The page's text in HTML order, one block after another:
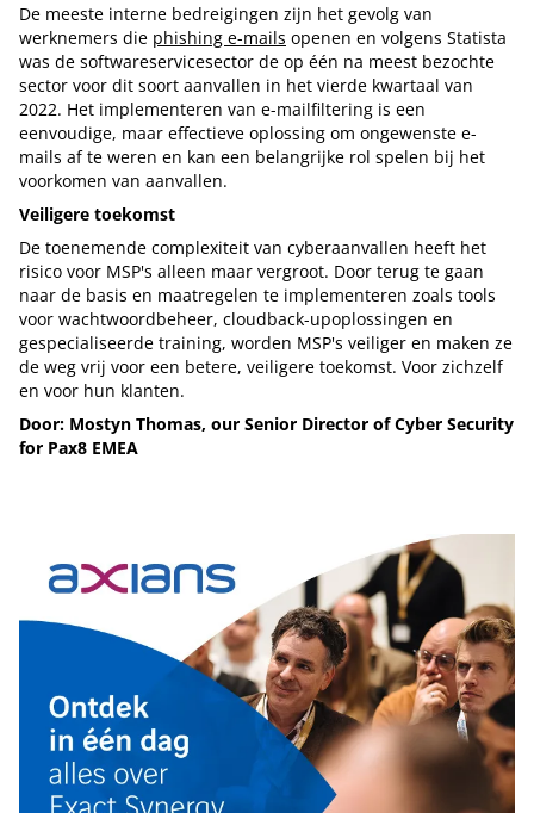
De meeste interne bedreigingen zijn het gevolg van
werknemers die phishing e-mails openen en volgens Statista
was de softwareservicesector de op één na meest bezochte
sector voor dit soort aanvallen in het vierde kwartaal van
2022. Het implementeren van e-mailfiltering is een
eenvoudige, maar effectieve oplossing om ongewenste e-
mails af te weren en kan een belangrijke rol spelen bij het
voorkomen van aanvallen.
Veiligere toekomst
De toenemende complexiteit van cyberaanvallen heeft het
risico voor MSP's alleen maar vergroot. Door terug te gaan
naar de basis en maatregelen te implementeren zoals tools
voor wachtwoordbeheer, cloudback-upoplossingen en
gespecialiseerde training, worden MSP's veiliger en maken ze
de weg vrij voor een betere, veiligere toekomst. Voor zichzelf
en voor hun klanten.
Door: Mostyn Thomas, our Senior Director of Cyber Security
for Pax8 EMEA